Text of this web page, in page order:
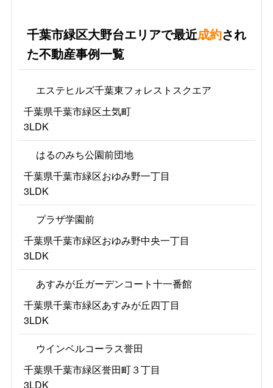
千葉市緑区大野台エリアで最近成約され
た不動産事例一覧
エステヒルズ千葉東フォレストスクエア
千葉県千葉市緑区土気町
3LDK
はるのみち公園前団地
千葉県千葉市緑区おゆみ野一丁目
3LDK
プラザ学園前
千葉県千葉市緑区おゆみ野中央一丁目
3LDK
あすみが丘ガーデンコート十一番館
千葉県千葉市緑区あすみが丘四丁目
3LDK
ウインベルコーラス誉田
千葉県千葉市緑区誉田町３丁目
3LDK